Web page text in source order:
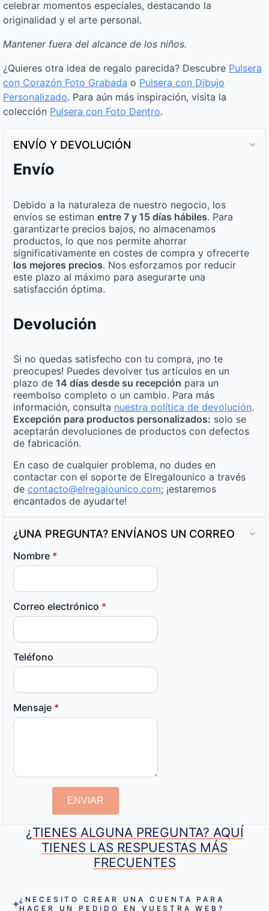
celebrar momentos especiales, destacando la
originalidad y el arte personal.
Mantener fuera del alcance de los niños.
¿Quieres otra idea de regalo parecida? Descubre Pulsera
con Corazón Foto Grabada o Pulsera con Dibujo
Personalizado. Para aún más inspiración, visita la
colección Pulsera con Foto Dentro.
ENVÍO Y DEVOLUCIÓN
Envío
Debido a la naturaleza de nuestro negocio, los
envíos se estiman entre 7 y 15 días hábiles. Para
garantizarte precios bajos, no almacenamos
productos, lo que nos permite ahorrar
significativamente en costes de compra y ofrecerte
los mejores precios. Nos esforzamos por reducir
este plazo al máximo para asegurarte una
satisfacción óptima.
Devolución
Si no quedas satisfecho con tu compra, ¡no te
preocupes! Puedes devolver tus artículos en un
plazo de 14 días desde su recepción para un
reembolso completo o un cambio. Para más
información, consulta nuestra política de devolución.
Excepción para productos personalizados: solo se
aceptarán devoluciones de productos con defectos
de fabricación.
En caso de cualquier problema, no dudes en
contactar con el soporte de Elregalounico a través
de contacto@elregalounico.com; ¡estaremos
encantados de ayudarte!
¿UNA PREGUNTA? ENVÍANOS UN CORREO
Nombre *
Correo electrónico *
Teléfono
Mensaje *
ENVIAR
¿TIENES ALGUNA PREGUNTA? AQUÍ
TIENES LAS RESPUESTAS MÁS
FRECUENTES
¿NECESITO CREAR UNA CUENTA PARA
HACER UN PEDIDO EN VUESTRA WEB?